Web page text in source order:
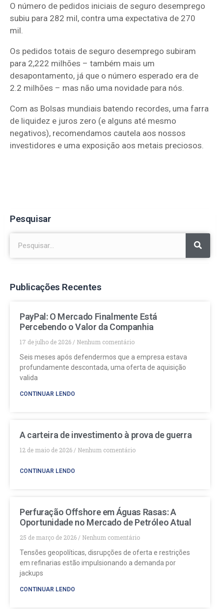
O número de pedidos iniciais de seguro desemprego
subiu para 282 mil, contra uma expectativa de 270
mil.
Os pedidos totais de seguro desemprego subiram
para 2,222 milhões – também mais um
desapontamento, já que o número esperado era de
2.2 milhões – mas não uma novidade para nós.
Com as Bolsas mundiais batendo recordes, uma farra
de liquidez e juros zero (e alguns até mesmo
negativos), recomendamos cautela aos nossos
investidores e uma exposição aos metais preciosos.
Pesquisar
Publicações Recentes
PayPal: O Mercado Finalmente Está
Percebendo o Valor da Companhia
17 de julho de 2026
Nenhum comentário
Seis meses após defendermos que a empresa estava
profundamente descontada, uma oferta de aquisição
valida
CONTINUAR LENDO
A carteira de investimento à prova de guerra
12 de maio de 2026 Nenhum comentário
CONTINUAR LENDO
Perfuração Offshore em Águas Rasas: A
Oportunidade no Mercado de Petróleo Atual
25 de março de 2026
Nenhum comentário
Tensões geopolíticas, disrupções de oferta e restrições
em refinarias estão impulsionando a demanda por
jackups
CONTINUAR LENDO